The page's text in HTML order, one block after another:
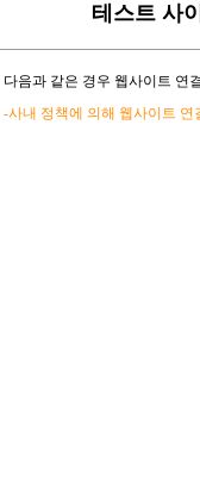
테스트 사
다음과 같은 경우 웹사이트 연
-사내 정책에 의해 웹사이트